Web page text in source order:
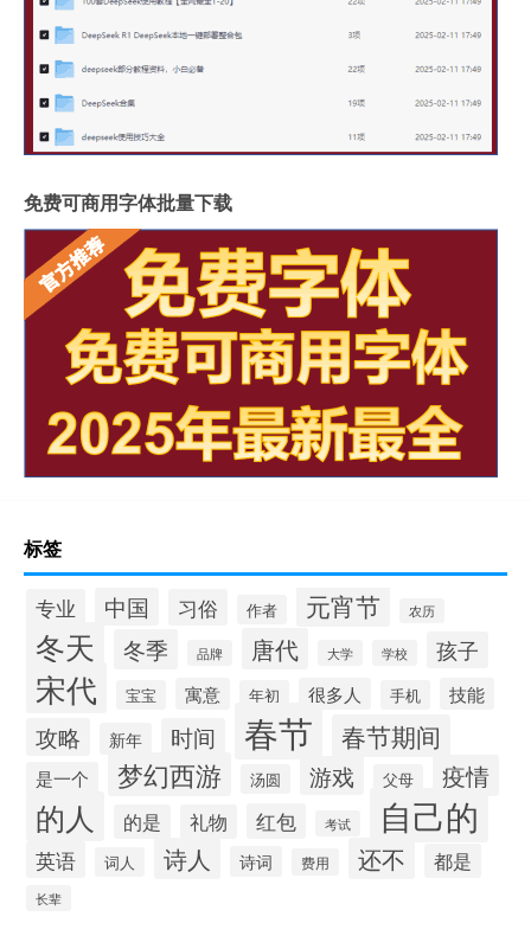
免费可商用字体批量下载
标签
专业 中国 习俗 作者 元宵节 农历
冬天 冬季 品牌 唐代 大学 学校 孩子
宋代 宝宝 寓意 年初 很多人 手机 技能
攻略 新年 时间 春节 春节期间
是一个 梦幻西游 汤圆 游戏 父母 疫情
的人 的是 礼物 红包 考试 自己的
英语 词人 诗人 诗词 费用 还不 都是
长辈